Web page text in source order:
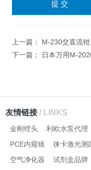
上一篇： M-230交直流
下一篇：
日本万用M-
友情链接/ LINKS
金刚镗头 利欧水泵代理
PCE内窥镜
徕卡激光测
空气净化器
试剂盒品牌